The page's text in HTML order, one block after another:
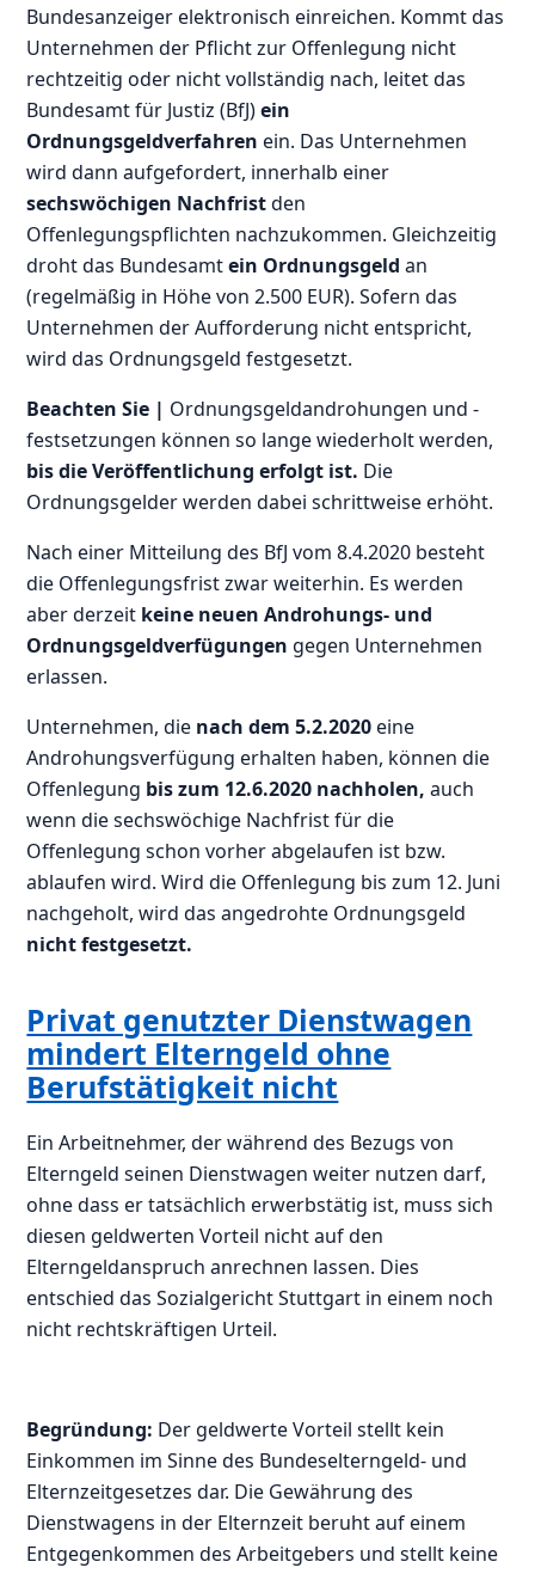
Bundesanzeiger elektronisch einreichen. Kommt das
Unternehmen der Pflicht zur Offenlegung nicht
rechtzeitig oder nicht vollständig nach, leitet das
Bundesamt für Justiz (BfJ)ein
Ordnungsgeldverfahren ein. Das Unternehmen
wird dann aufgefordert, innerhalb einer
sechswöchigen Nachfristden
Offenlegungspflichten nachzukommen. Gleichzeitig
droht das Bundesamtein Ordnungsgeld an
(regelmäßig in Höhe von 2.500 EUR). Sofern das
Unternehmen der Aufforderung nicht entspricht,
wird das Ordnungsgeld festgesetzt.
Beachten Sie | Ordnungsgeldandrohungen und -
festsetzungen können so lange wiederholt werden,
bis die Veröffentlichung erfolgt ist. Die
Ordnungsgelder werden dabei schrittweise erhöht.
Nach einer Mitteilung des BfJ vom 8.4.2020 besteht
die Offenlegungsfrist zwar weiterhin. Es werden
aber derzeit keine neuen Androhungs- und
Ordnungsgeldverfügungen gegen Unternehmen
erlassen.
Unternehmen, die nach dem 5.2.2020eine
Androhungsverfügung erhalten haben, können die
Offenlegung bis zum 12.6.2020 nachholen, auch
wenn die sechswöchige Nachfrist für die
Offenlegung schon vorher abgelaufen ist bzw.
ablaufen wird. Wird die Offenlegung bis zum 12. Juni
nachgeholt, wird das angedrohte Ordnungsgeld
nicht festgesetzt.
Privat genutzter Dienstwagen
mindert Elterngeld ohne
Berufstätigkeit nicht
Ein Arbeitnehmer, der während des Bezugs von
Elterngeld seinen Dienstwagen weiter nutzen darf,
ohne dass er tatsächlich erwerbstätig ist, muss sich
diesen geldwerten Vorteil nicht auf den
Elterngeldanspruch anrechnen lassen. Dies
entschied das Sozialgericht Stuttgart in einem noch
nicht rechtskräftigen Urteil.
Begründung: Der geldwerte Vorteil stellt kein
Einkommen im Sinne des Bundeselterngeld- und
Elternzeitgesetzes dar. Die Gewährung des
Dienstwagens in der Elternzeit beruht auf einem
Entgegenkommen des Arbeitgebers und stellt keine